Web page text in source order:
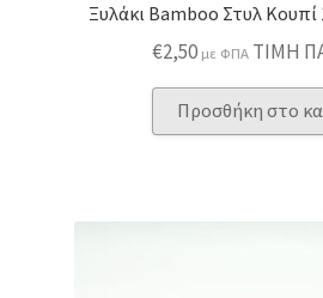
Ξυλάκι Bamboo Στυλ
€2,50 με ΦΠΑ ΤΙΜΗ
Προσθήκη στο